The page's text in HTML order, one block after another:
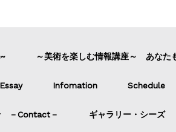
～美術を楽しむ情報講座～ あなた
Essay Infomation Schedule
－Contact－ ギャラリー・シーズ